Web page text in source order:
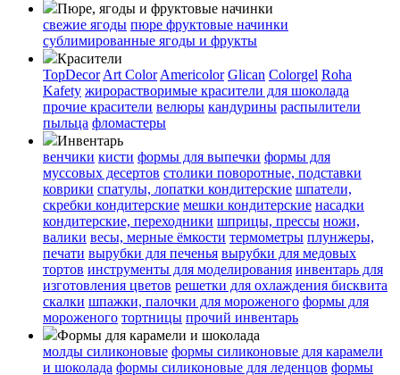
Пюре, ягоды и фруктовые начинки
свежие ягоды пюре фруктовые начинки
сублимированные ягоды и фрукты
Красители
TopDecor Art Color Americolor Glican Colorgel Roha
Kafety жирорастворимые красители для шоколада
прочие красители велюры кандурины распылители
пыльца фломастеры
Инвентарь
венчики кисти формы для выпечки формы для
муссовых десертов столики поворотные, подставки
коврики cпатулы, лопатки кондитерские шпатели,
скребки кондитерские мешки кондитерские насадки
кондитерские, переходники шприцы, прессы ножи,
валики весы, мерные ёмкости термометры плунжеры,
печати вырубки для печенья вырубки для медовых
тортов инструменты для моделирования инвентарь для
изготовления цветов решетки для охлаждения бисквита
скалки шпажки, палочки для мороженого формы для
мороженого тортницы прочий инвентарь
Формы для карамели и шоколада
молды силиконовые формы силиконовые для карамели
и шоколада формы силиконовые для леденцов формы